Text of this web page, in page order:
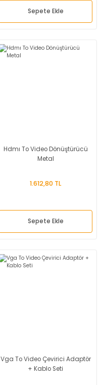
Sepete Ekle
Hdmı To Video Dönüştürücü
Metal
1.612,80 TL
Sepete Ekle
Vga To Video Çevirici Adaptör
+ Kablo Seti